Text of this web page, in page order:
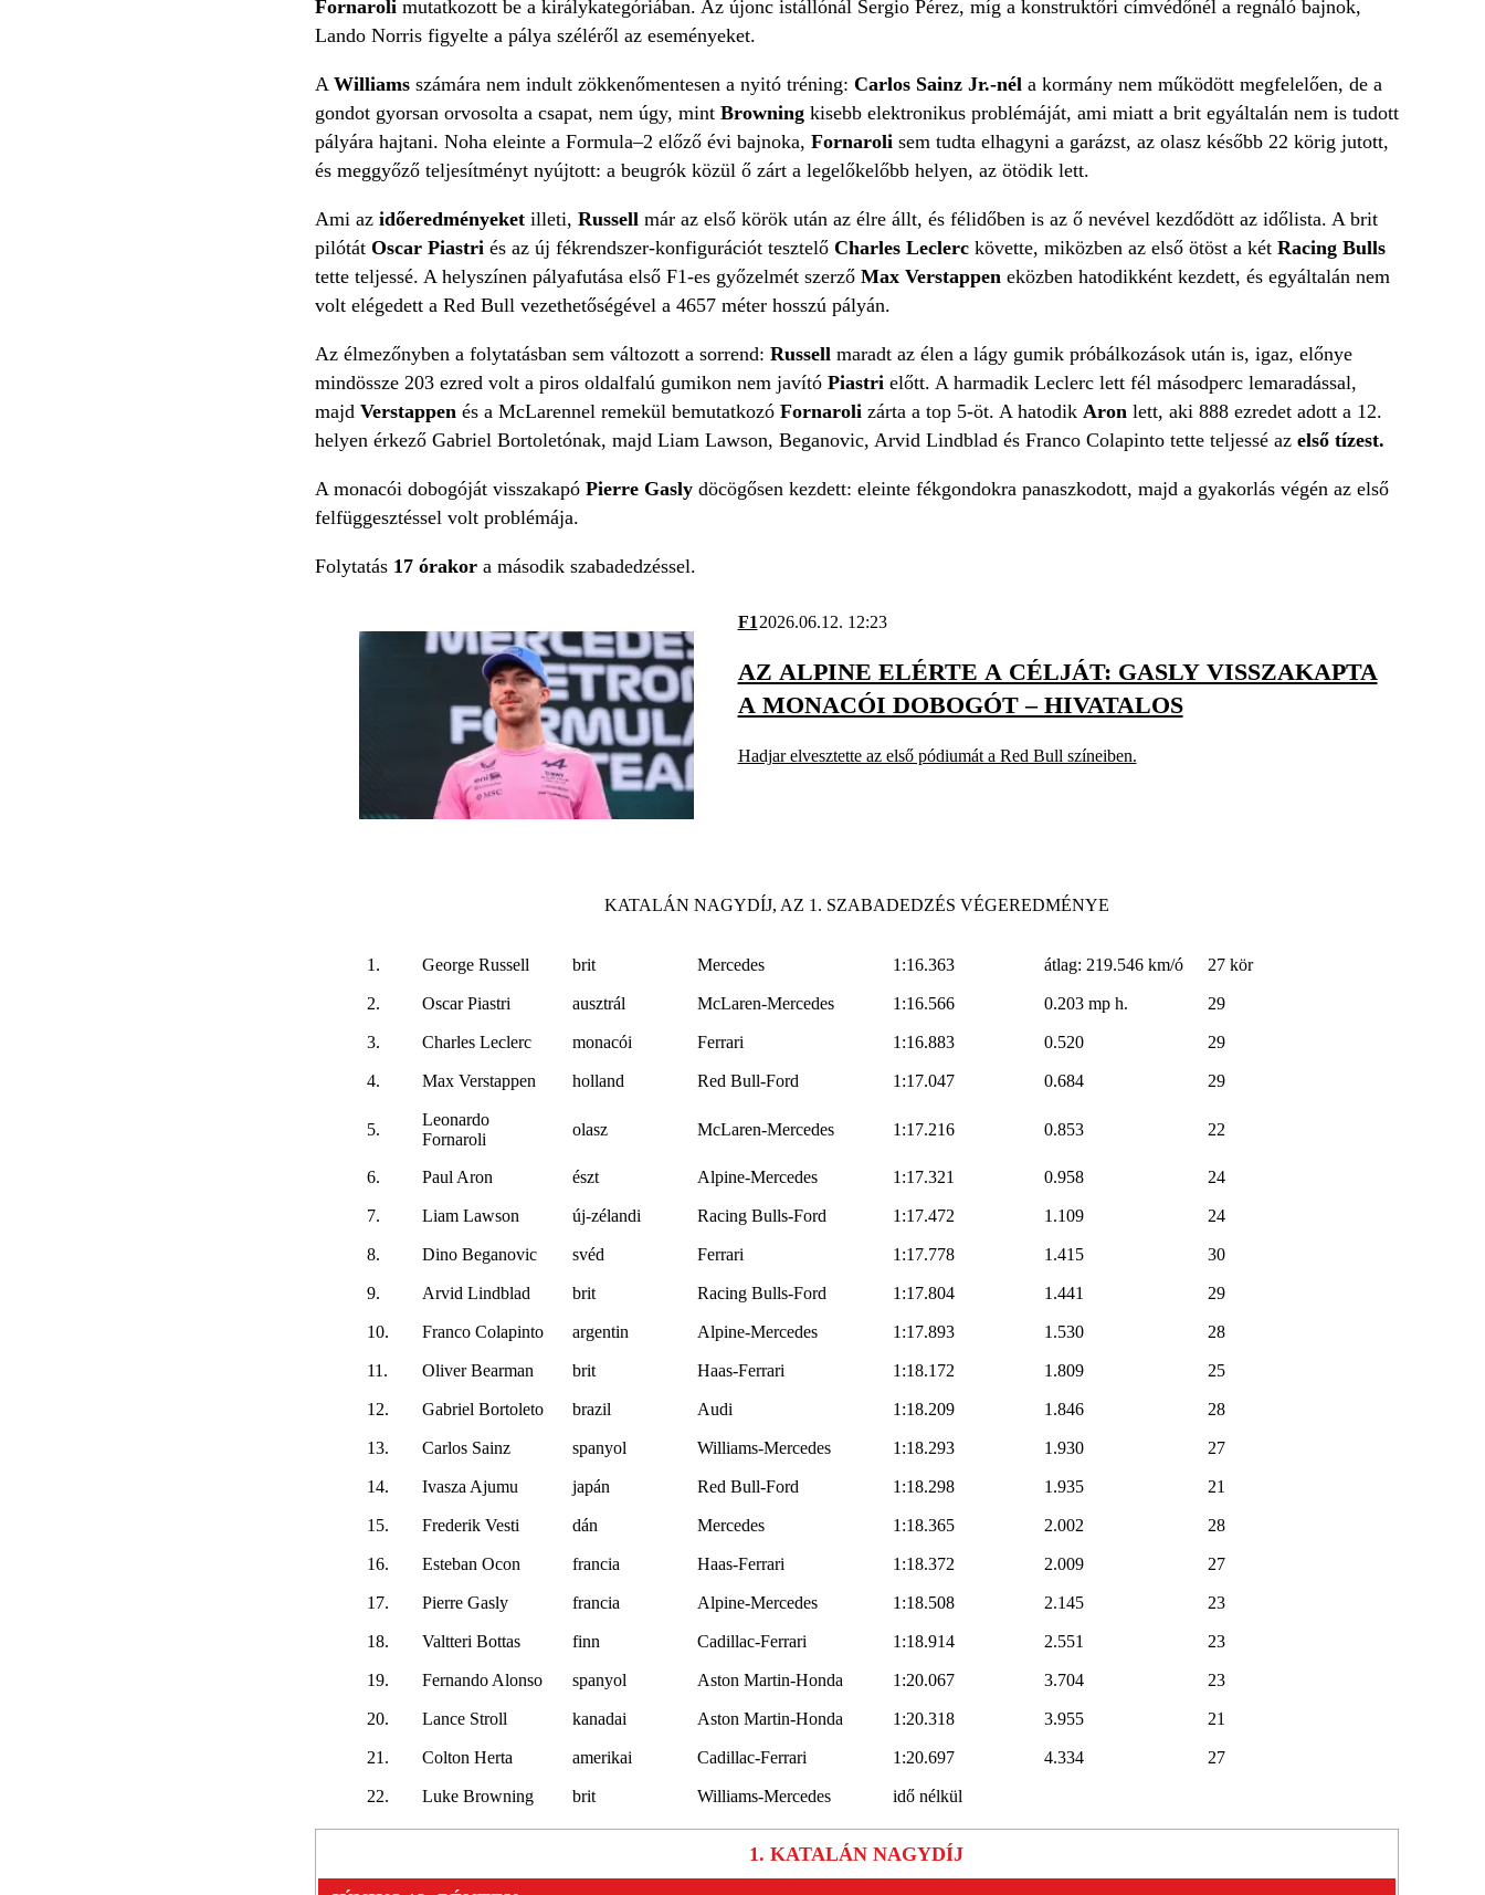
Fornaroli mutatkozott be a királykategóriában. Az újonc istállónál Sergio Pérez, míg a konstruktőri címvédőnél a regnáló bajnok,
Lando Norris figyelte a pálya széléről az eseményeket.
A Williams számára nem indult zökkenőmentesen a nyitó tréning: Carlos Sainz Jr.-nél a kormány nem működött megfelelően, de a
gondot gyorsan orvosolta a csapat, nem úgy, mint Browning kisebb elektronikus problémáját, ami miatt a brit egyáltalán nem is tudott
pályára hajtani. Noha eleinte a Formula–2 előző évi bajnoka, Fornaroli sem tudta elhagyni a garázst, az olasz később 22 körig jutott,
és meggyőző teljesítményt nyújtott: a beugrók közül ő zárt a legelőkelőbb helyen, az ötödik lett.
Ami az időeredményeket illeti, Russell már az első körök után az élre állt, és félidőben is az ő nevével kezdődött az időlista. A brit
pilótátOscar Piastri és az új fékrendszer-konfigurációt tesztelő Charles Leclerckövette, miközben az első ötöst a két Racing Bulls
tette teljessé. A helyszínen pályafutása első F1-es győzelmét szerzőMax Verstappen eközben hatodikként kezdett, és egyáltalán nem
volt elégedett a Red Bull vezethetőségével a 4657 méter hosszú pályán.
Az élmezőnyben a folytatásban sem változott a sorrend: Russell maradt az élen a lágy gumik próbálkozások után is, igaz, előnye
mindössze 203 ezred volt a piros oldalfalú gumikon nem javító Piastri előtt. A harmadik Leclerc lett fél másodperc lemaradással,
majd Verstappen és a McLarennel remekül bemutatkozó Fornaroli zárta a top 5-öt. A hatodik Aron lett, aki 888 ezredet adott a 12.
helyen érkező Gabriel Bortoletónak, majd Liam Lawson, Beganovic, Arvid Lindblad és Franco Colapinto tette teljessé az első tízest.
A monacói dobogóját visszakapóPierre Gasly döcögősen kezdett: eleinte fékgondokra panaszkodott, majd a gyakorlás végén az első
felfüggesztéssel volt problémája.
Folytatás17 órakora második szabadedzéssel.
F1 2026.06.12. 12:23
AZ ALPINE ELÉRTE A CÉLJÁT: GASLY VISSZAKAPTA
A MONACÓI DOBOGÓT – HIVATALOS
Hadjar elvesztette az első pódiumát a Red Bull színeiben.
KATALÁN NAGYDÍJ, AZ 1. SZABADEDZÉS VÉGEREDMÉNYE
1. George Russell brit Mercedes 1:16.363 átlag: 219.546 km/ó 27 kör
2. Oscar Piastri ausztrál McLaren-Mercedes 1:16.566 0.203 mp h. 29
3. Charles Leclerc monacói Ferrari 1:16.883 0.520 29
4. Max Verstappen holland Red Bull-Ford 1:17.047 0.684 29
5.
Leonardo
Fornaroli
olasz McLaren-Mercedes 1:17.216 0.853 22
6. Paul Aron észt Alpine-Mercedes 1:17.321 0.958 24
7. Liam Lawson új-zélandi Racing Bulls-Ford 1:17.472 1.109 24
8. Dino Beganovic svéd Ferrari 1:17.778 1.415 30
9. Arvid Lindblad brit Racing Bulls-Ford 1:17.804 1.441 29
10. Franco Colapinto argentin Alpine-Mercedes 1:17.893 1.530 28
11. Oliver Bearman brit Haas-Ferrari 1:18.172 1.809 25
12. Gabriel Bortoleto brazil Audi 1:18.209 1.846 28
13. Carlos Sainz spanyol Williams-Mercedes 1:18.293 1.930 27
14. Ivasza Ajumu japán Red Bull-Ford 1:18.298 1.935 21
15. Frederik Vesti dán Mercedes 1:18.365 2.002 28
16. Esteban Ocon francia Haas-Ferrari 1:18.372 2.009 27
17. Pierre Gasly francia Alpine-Mercedes 1:18.508 2.145 23
18. Valtteri Bottas finn Cadillac-Ferrari 1:18.914 2.551 23
19. Fernando Alonso spanyol Aston Martin-Honda 1:20.067 3.704 23
20. Lance Stroll kanadai Aston Martin-Honda 1:20.318 3.955 21
21. Colton Herta amerikai Cadillac-Ferrari 1:20.697 4.334 27
22. Luke Browning brit Williams-Mercedes idő nélkül
1. KATALÁN NAGYDÍJ